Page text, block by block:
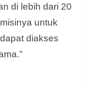
di lebih dari 20
untuk
diakses